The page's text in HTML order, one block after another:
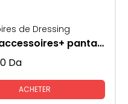
de Dressing
panier accessoires+ pantalons gris
Da
ACHETER